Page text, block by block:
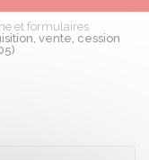
et formulaires
vente, cession